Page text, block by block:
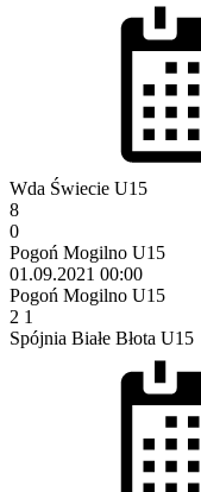
Wda Świecie U15
8
0
Pogoń Mogilno U15
01.09.2021 00:00
Pogoń Mogilno U15
2 1
Spójnia Białe Błota U15